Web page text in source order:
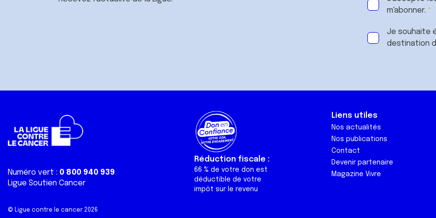
m'abonner.
Je souhaite
destination
Numéro vert : 0 800 940 939
Ligue Soutien Cancer
Réduction fiscale :
66 % de votre don est
déductible de votre
impôt sur le revenu
Liens utiles
Nos actualités
Nos publications
Contact
Devenir partenaire
Magazine Vivre
© Ligue contre le cancer 2026